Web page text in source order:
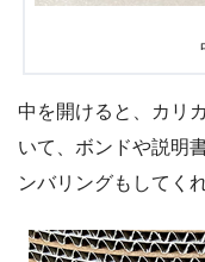
中を開けると、カリ
いて、ボンドや説明
ンバリングもしてく